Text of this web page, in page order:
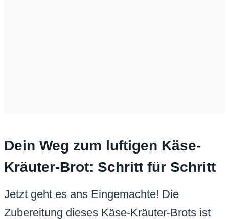
Dein Weg zum luftigen Käse-
Kräuter-Brot: Schritt für Schritt
Jetzt geht es ans Eingemachte! Die
Zubereitung dieses Käse-Kräuter-Brots ist